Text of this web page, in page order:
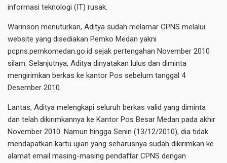
informasi teknologi (IT) rusak.
Warinson menuturkan, Aditya sudah melamar CPNS melalui
website yang disediakan Pemko Medan yakni
pcpns.pemkomedan.go.id sejak pertengahan November 2010
silam. Selanjutnya, Aditya dinyatakan lulus dan diminta
mengirimkan berkas ke kantor Pos sebelum tanggal 4
Desember 2010.
Lantas, Aditya melengkapi seluruh berkas valid yang diminta
dan telah dikirimkannya ke Kantor Pos Besar Medan pada akhir
November 2010. Namun hingga Senin (13/12/2010), dia tidak
mendapatkan kartu ujian yang seharusnya sudah dikirimkan ke
alamat email masing-masing pendaftar CPNS dengan